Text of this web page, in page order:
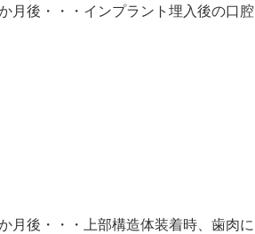
月後・・・インプラント埋入後の口腔
月後・・・上部構造体装着時、歯肉に